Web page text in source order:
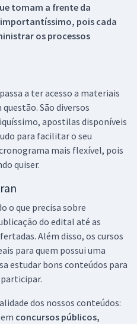
tomam a frente da
pois cada
os processos
a ter acesso a materiais
São diversos
apostilas disponíveis
para facilitar o seu
mais flexível, pois
quiser.
o que precisa sobre
do edital até as
Além disso, os cursos
para quem possui uma
estudar bons conteúdos para
dos nossos conteúdos:
concursos públicos,